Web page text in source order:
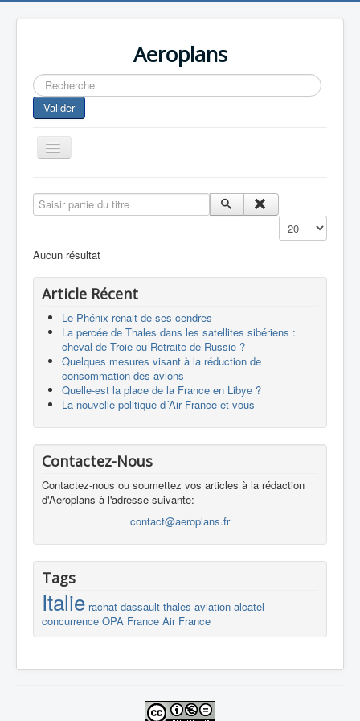
Aeroplans
Rechercher
Valider
Toggle
Navigation
Aviation Commerciale
Europespace
Drones
Saisir partie du titre
Affichage #
Aucun résultat
Article Récent
Le Phénix renait de ses cendres
La percée de Thales dans les satellites sibériens :
cheval de Troie ou Retraite de Russie ?
Quelques mesures visant à la réduction de
consommation des avions
Quelle-est la place de la France en Libye ?
La nouvelle politique d´Air France et vous
Contactez-Nous
Contactez-nous ou soumettez vos articles à la rédaction
d'Aeroplans à l'adresse suivante:
contact@aeroplans.fr
Tags
Italie rachat dassault thales aviation alcatel
concurrence OPA France Air France